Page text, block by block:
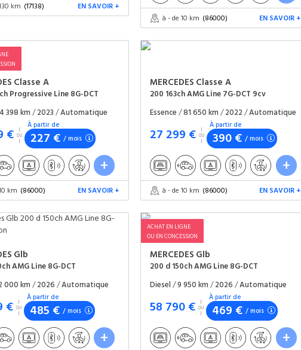
km (17138) EN SAVOIR +
à - de 10 km (86000) EN SAVOIR +
Classe A
Progressive Line 8G-DCT
398 km/2023/Automatique
€
À partir de
227 € / mois
km (86000) EN SAVOIR +
MERCEDES Classe A
200 163ch AMG Line 7G-DCT 9cv
Essence/81 650 km/2022/Automatique
27 299 €
À partir de
390 € / mois
à - de 10 km (86000) EN SAVOIR +
Glb
AMG Line 8G-DCT
000 km/2026/Automatique
€
À partir de
485 € / mois
ACHAT EN LIGNE
OU EN CONCESSION
MERCEDES Glb
200 d 150ch AMG Line 8G-DCT
Diesel/9 950 km/2026/Automatique
58 790 €
À partir de
469 € / mois